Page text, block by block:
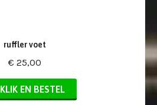
ruffler voet
€ 25,00
KLIK EN BESTEL